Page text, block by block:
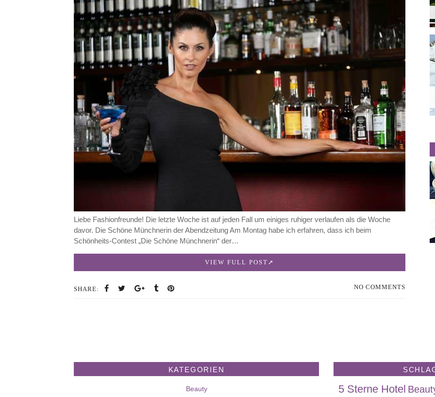
Liebe Fashionfreunde! Die letzte Woche ist auf jeden Fall um einiges ruhiger verlaufen als die Woche
davor. Die Schöne Münchnerin der Abendzeitung Am Montag habe ich erfahren, dass ich beim
Schönheits-Contest „Die Schöne Münchnerin“ der…
VIEW FULL POST
SHARE: NO COMMENTS
KATEGORIEN
Beauty 5 Sterne Hotel